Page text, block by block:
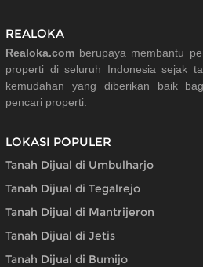
REALOKA
Realoka.com berupaya membantu
properti di seluruh Indonesia sejak
kemudahan yang diberikan baik
pencari properti.
LOKASI POPULER
Tanah Dijual di Umbulharjo
Tanah Dijual di Tegalrejo
Tanah Dijual di Mantrijeron
Tanah Dijual di Jetis
Tanah Dijual di Bumijo